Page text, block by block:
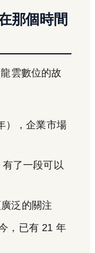
那個時間
雲數位的故
），企業市場
了一段可以
泛的關注
，已有 21 年